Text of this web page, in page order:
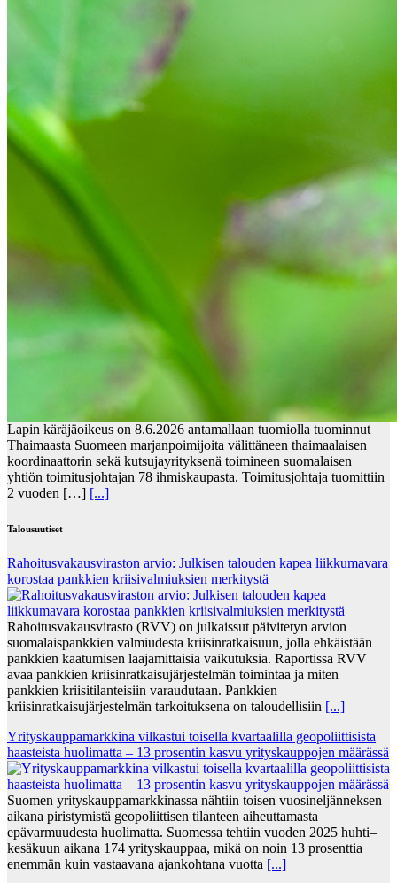
Lapin käräjäoikeus on 8.6.2026 antamallaan tuomiolla tuominnut
Thaimaasta Suomeen marjanpoimijoita välittäneen thaimaalaisen
koordinaattorin sekä kutsujayrityksenä toimineen suomalaisen
yhtiön toimitusjohtajan 78 ihmiskaupasta. Toimitusjohtaja tuomittiin
2 vuoden […] [...]
Talousuutiset
Rahoitusvakausviraston arvio: Julkisen talouden kapea liikkumavara
korostaa pankkien kriisivalmiuksien merkitystä
Rahoitusvakausvirasto (RVV) on julkaissut päivitetyn arvion
suomalaispankkien valmiudesta kriisinratkaisuun, jolla ehkäistään
pankkien kaatumisen laajamittaisia vaikutuksia. Raportissa RVV
avaa pankkien kriisinratkaisujärjestelmän toimintaa ja miten
pankkien kriisitilanteisiin varaudutaan. Pankkien
kriisinratkaisujärjestelmän tarkoituksena on taloudellisiin [...]
Yrityskauppamarkkina vilkastui toisella kvartaalilla geopoliittisista
haasteista huolimatta – 13 prosentin kasvu yrityskauppojen määrässä
Suomen yrityskauppamarkkinassa nähtiin toisen vuosineljänneksen
aikana piristymistä geopoliittisen tilanteen aiheuttamasta
epävarmuudesta huolimatta. Suomessa tehtiin vuoden 2025 huhti–
kesäkuun aikana 174 yrityskauppaa, mikä on noin 13 prosenttia
enemmän kuin vastaavana ajankohtana vuotta [...]